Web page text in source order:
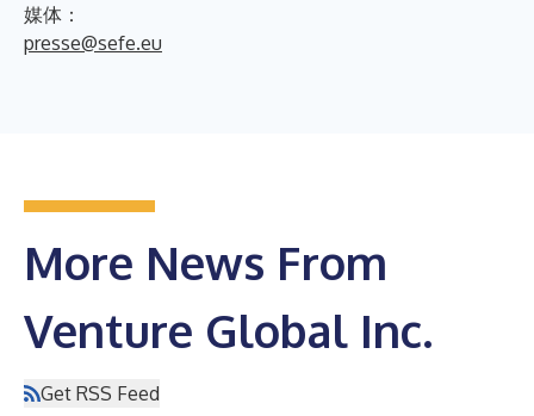
媒体：
presse@sefe.eu
More News From
Venture Global Inc.
Get RSS Feed